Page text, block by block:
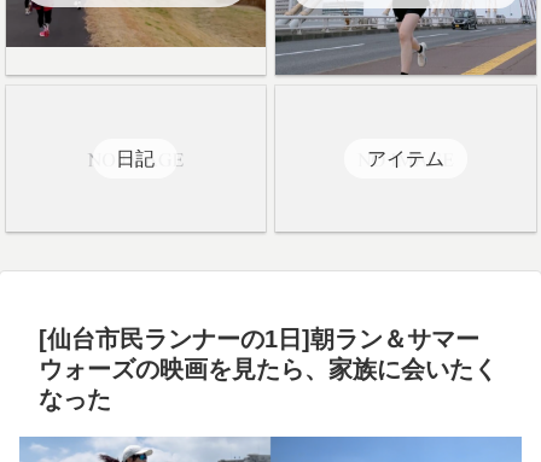
日記 アイテム
[仙台市民ランナーの1日]朝ラン＆サマー
ウォーズの映画を見たら、家族に会いたく
なった